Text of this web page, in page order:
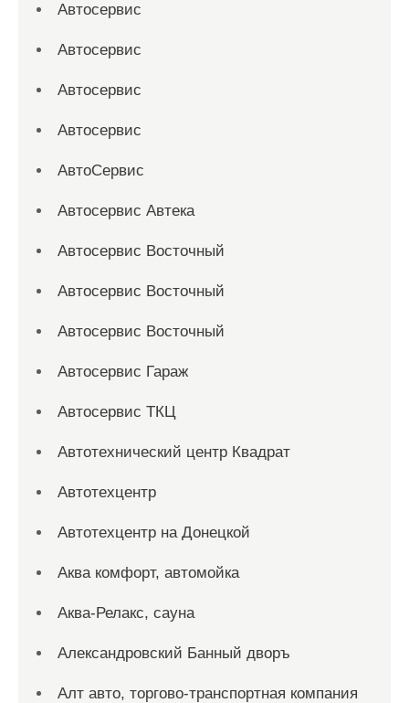
Автосервис
Автосервис
Автосервис
Автосервис
АвтоСервис
Автосервис Автека
Автосервис Восточный
Автосервис Восточный
Автосервис Восточный
Автосервис Гараж
Автосервис ТКЦ
Автотехнический центр Квадрат
Автотехцентр
Автотехцентр на Донецкой
Аква комфорт, автомойка
Аква-Релакс, сауна
Александровский Банный дворъ
Алт авто, торгово-транспортная компания